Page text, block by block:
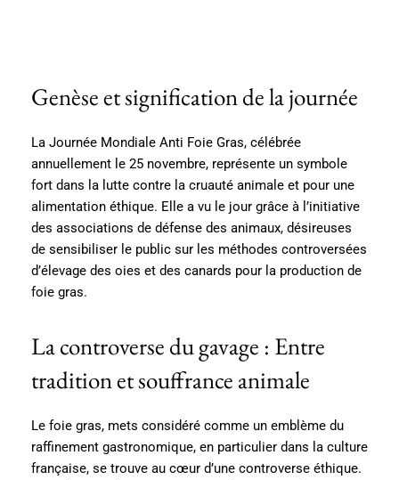
Genèse et signification de la journée
La Journée Mondiale Anti Foie Gras, célébrée
annuellement le 25 novembre, représente un symbole
fort dans la lutte contre la cruauté animale et pour une
alimentation éthique. Elle a vu le jour grâce à l’initiative
des associations de défense des animaux, désireuses
de sensibiliser le public sur les méthodes controversées
d’élevage des oies et des canards pour la production de
foie gras.
La controverse du gavage : Entre
tradition et souffrance animale
Le foie gras, mets considéré comme un emblème du
raffinement gastronomique, en particulier dans la culture
française, se trouve au cœur d’une controverse éthique.